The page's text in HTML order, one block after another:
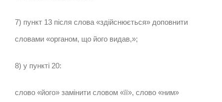
7) пункт 13 після слова «здійснюється» доповнити
словами «органом, що його видав,»;
8) у пункті 20:
слово «його» замінити словом «її», слово «ним»